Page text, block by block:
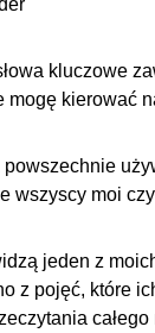
kluczowe
mogę kierować
wszyscy moi
jeden z
z pojęć, które
całego